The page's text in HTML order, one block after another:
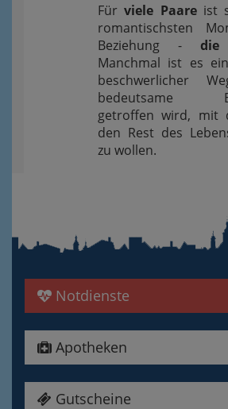
Fürviele Paareist
romantischsten
Beziehung - die
Manchmal ist es
beschwerlicher
bedeutsame
getroffen wird, mit
den Rest des
zu wollen.
Notdienste
Apotheken
Gutscheine